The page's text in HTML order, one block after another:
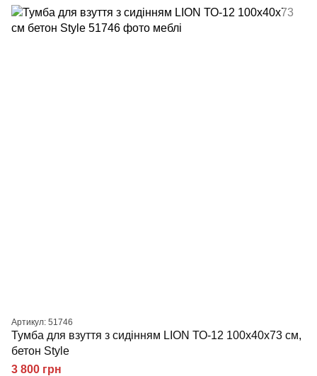
Артикул: 51746
Тумба для взуття з сидінням LION ТО-12 100x40x73 см,
бетон Style
3 800 грн